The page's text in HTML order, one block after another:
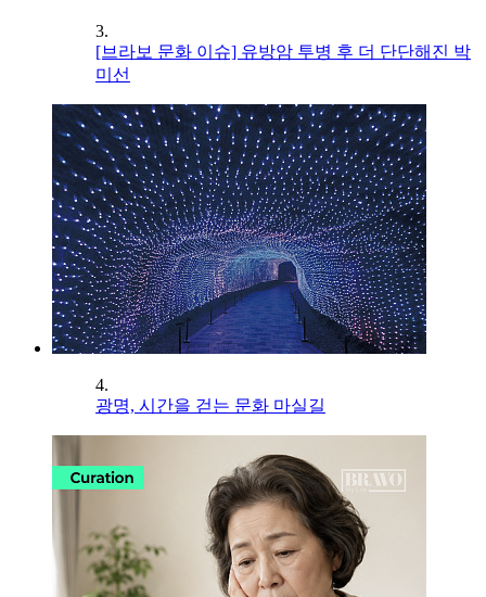
3.
[브라보 문화 이슈] 유방암 투병 후 더 단단해진 박
미선
4.
광명, 시간을 걷는 문화 마실길